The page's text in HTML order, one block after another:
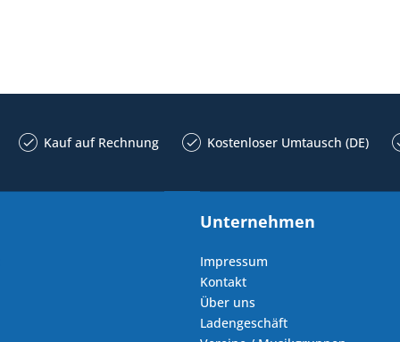
Kauf auf Rechnung Kostenloser Umtausch (DE)
Unternehmen
Impressum
Kontakt
Über uns
Ladengeschäft